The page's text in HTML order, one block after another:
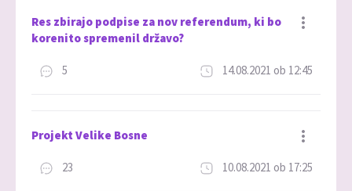
Res zbirajo podpise za nov referendum, ki bo
korenito spremenil državo?
5 14.08.2021 ob 12:45
Dodaj med priljubljene
Projekt Velike Bosne
23 10.08.2021 ob 17:25